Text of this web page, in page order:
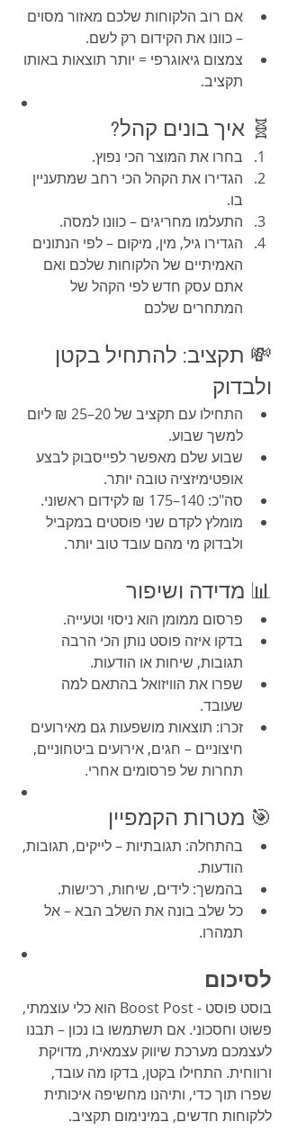
אם רוב הלקוחות שלכם מאזור מסוים
– כוונו את הקידום רק לשם.
צמצום גיאוגרפי = יותר תוצאות באותו
תקציב.
🧬 איך בונים קהל?
בחרו את המוצר הכי נפוץ.
הגדירו את הקהל הכי רחב שמתעניין
בו.
התעלמו מחריגים – כוונו למסה.
הגדירו גיל, מין, מיקום – לפי הנתונים
האמיתיים של הלקוחות שלכם ואם
אתם עסק חדש לפי הקהל של
המתחרים שלכם
💸 תקציב: להתחיל בקטן
ולבדוק
התחילו עם תקציב של 20–25 ₪ ליום
למשך שבוע.
שבוע שלם מאפשר לפייסבוק לבצע
אופטימיזציה טובה יותר.
סה"כ: 140–175 ₪ לקידום ראשוני.
מומלץ לקדם שני פוסטים במקביל
ולבדוק מי מהם עובד טוב יותר.
📊 מדידה ושיפור
פרסום ממומן הוא ניסוי וטעייה.
בדקו איזה פוסט נותן הכי הרבה
תגובות, שיחות או הודעות.
שפרו את הוויזואל בהתאם למה
שעובד.
זכרו: תוצאות מושפעות גם מאירועים
חיצוניים – חגים, אירועים ביטחוניים,
תחרות של פרסומים אחרי.
🎯 מטרות הקמפיין
בהתחלה: תגובתיות – לייקים, תגובות,
הודעות.
בהמשך: לידים, שיחות, רכישות.
כל שלב בונה את השלב הבא – אל
תמהרו.
לסיכום
בוסט פוסט - Boost Post הוא כלי עוצמתי,
פשוט וחסכוני. אם תשתמשו בו נכון – תבנו
לעצמכם מערכת שיווק עצמאית, מדויקת
ורווחית. התחילו בקטן, בדקו מה עובד,
שפרו תוך כדי, ותיהנו מחשיפה איכותית
ללקוחות חדשים, במינימום תקציב.